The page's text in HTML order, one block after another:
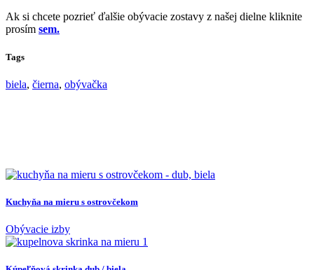
Ak si chcete pozrieť ďalšie obývacie zostavy z našej dielne kliknite
prosím sem.
Tags
biela, čierna, obývačka
Kuchyňa na mieru s ostrovčekom
Obývacie izby